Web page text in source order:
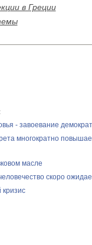
в Греции
- завоевание
многократно
масле
скоро
кризис